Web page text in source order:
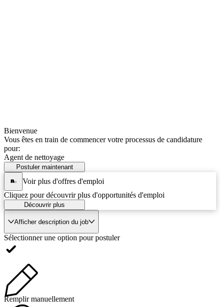
Bienvenue
Vous êtes en train de commencer votre processus de candidature
pour:
Agent de nettoyage
Postuler maintenant
Voir plus d'offres d'emploi
Cliquez pour découvrir plus d'opportunités d'emploi
Découvrir plus
Afficher description du job
Sélectionner une option pour postuler
Remplir manuellement